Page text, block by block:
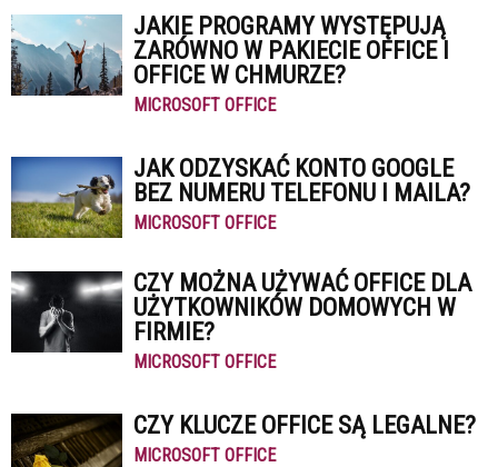
JAKIE PROGRAMY WYSTĘPUJĄ
ZARÓWNO W PAKIECIE OFFICE I
OFFICE W CHMURZE?
MICROSOFT OFFICE
JAK ODZYSKAĆ KONTO GOOGLE
BEZ NUMERU TELEFONU I MAILA?
MICROSOFT OFFICE
CZY MOŻNA UŻYWAĆ OFFICE DLA
UŻYTKOWNIKÓW DOMOWYCH W
FIRMIE?
MICROSOFT OFFICE
CZY KLUCZE OFFICE SĄ LEGALNE?
MICROSOFT OFFICE